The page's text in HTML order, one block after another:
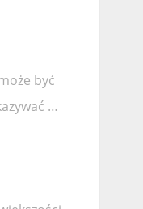
być
…